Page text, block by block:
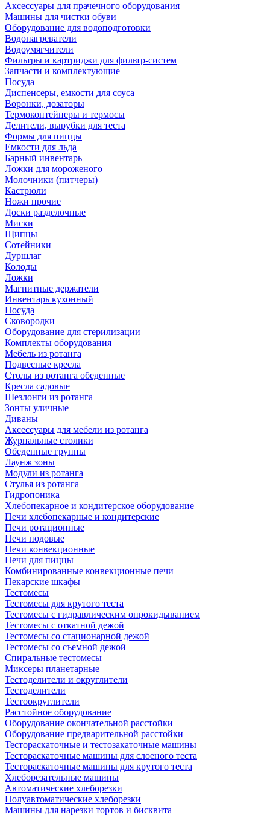
Аксессуары для прачечного оборудования
Машины для чистки обуви
Оборудование для водоподготовки
Водонагреватели
Водоумягчители
Фильтры и картриджи для фильтр-систем
Запчасти и комплектующие
Посуда
Диспенсеры, емкости для соуса
Воронки, дозаторы
Термоконтейнеры и термосы
Делители, вырубки для теста
Формы для пиццы
Емкости для льда
Барный инвентарь
Ложки для мороженого
Молочники (питчеры)
Кастрюли
Ножи прочие
Доски разделочные
Миски
Щипцы
Сотейники
Дуршлаг
Колоды
Ложки
Магнитные держатели
Инвентарь кухонный
Посуда
Сковородки
Оборудование для стерилизации
Комплекты оборудования
Мебель из ротанга
Подвесные кресла
Столы из ротанга обеденные
Кресла садовые
Шезлонги из ротанга
Зонты уличные
Диваны
Аксессуары для мебели из ротанга
Журнальные столики
Обеденные группы
Лаунж зоны
Модули из ротанга
Стулья из ротанга
Гидропоника
Хлебопекарное и кондитерское оборудование
Печи хлебопекарные и кондитерские
Печи ротационные
Печи подовые
Печи конвекционные
Печи для пиццы
Комбинированные конвекционные печи
Пекарские шкафы
Тестомесы
Тестомесы для крутого теста
Тестомесы с гидравлическим опрокидыванием
Тестомесы с откатной дежой
Тестомесы со стационарной дежой
Тестомесы со съемной дежой
Спиральные тестомесы
Миксеры планетарные
Тестоделители и округлители
Тестоделители
Тестоокруглители
Расстойное оборудование
Оборудование окончательной расстойки
Оборудование предварительной расстойки
Тестораскаточные и тестозакаточные машины
Тестораскаточные машины для слоеного теста
Тестораскаточные машины для крутого теста
Хлеборезательные машины
Автоматические хлеборезки
Полуавтоматические хлеборезки
Машины для нарезки тортов и бисквита